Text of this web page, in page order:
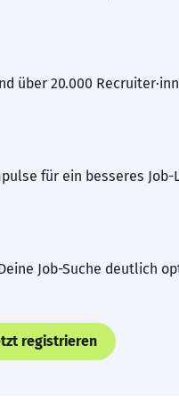
über 20.000
für ein besseres Job-
Job-Suche deutlich
registrieren